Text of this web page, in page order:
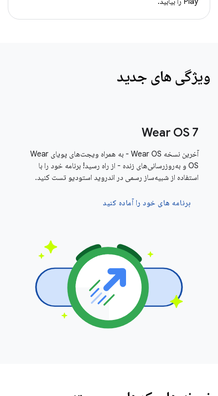
ویژگی های جدید
Wear OS 7
آخرین نسخه Wear OS - به همراه ویجت‌های پویای Wear
OS و به‌روزرسانی‌های زنده - از راه رسید! برنامه خود را با
استفاده از شبیه‌ساز رسمی در اندروید استودیو تست کنید.
برنامه های خود را آماده کنید